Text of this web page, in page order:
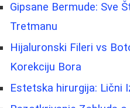
Gipsane Bermude: Sve
Tretmanu
Hijaluronski Fileri vs
Korekciju Bora
Estetska hirurgija: Lični